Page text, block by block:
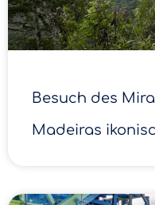
Besuch des
Madeiras